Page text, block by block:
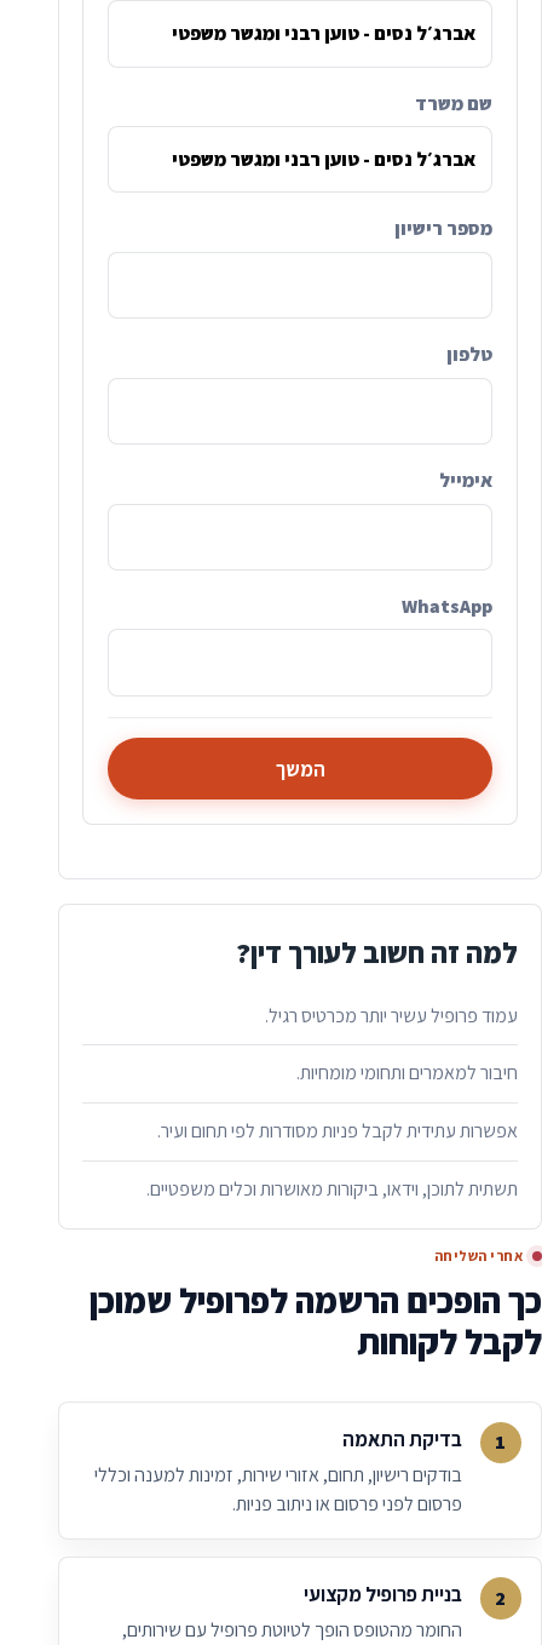
שם משרד
מספר רישיון
טלפון
אימייל
WhatsApp
המשך
למה זה חשוב לעורך דין?
עמוד פרופיל עשיר יותר מכרטיס רגיל.
חיבור למאמרים ותחומי מומחיות.
אפשרות עתידית לקבל פניות מסודרות לפי תחום ועיר.
תשתית לתוכן, וידאו, ביקורות מאושרות וכלים משפטיים.
אחרי השליחה
כך הופכים הרשמה לפרופיל שמוכן
לקבל לקוחות
בדיקת התאמה
בודקים רישיון, תחום, אזורי שירות, זמינות למענה וכללי
פרסום לפני פרסום או ניתוב פניות.
בניית פרופיל מקצועי
החומר מהטופס הופך לטיוטת פרופיל עם שירותים,